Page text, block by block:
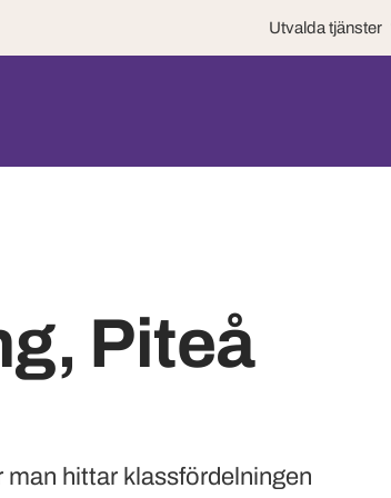
Utvalda tjänster
Piteå
hittar klassfördelningen